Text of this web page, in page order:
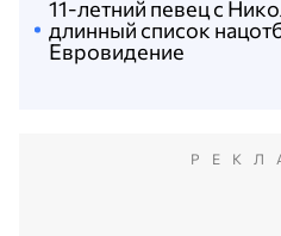
11-летний певец с
длинный список
Евровидение